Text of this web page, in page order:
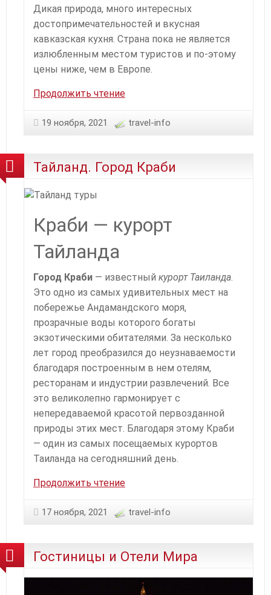
Дикая природа, много интересных
достопримечательностей и вкусная
кавказская кухня. Страна пока не является
излюбленным местом туристов и по-этому
цены ниже, чем в Европе.
Продолжить чтениеАрмения.
отдых
19 ноября, 2021 travel-info
Тайланд. Город Краби
Краби — курорт
Тайланда
Город Краби — известный курорт Таиланда.
Это одно из самых удивительных мест на
побережье Андамандского моря,
прозрачные воды которого богаты
экзотическими обитателями. За несколько
лет город преобразился до неузнаваемости
благодаря построенным в нем отелям,
ресторанам и индустрии развлечений. Все
это великолепно гармонирует с
непередаваемой красотой первозданной
природы этих мест. Благодаря этому Краби
— один из самых посещаемых курортов
Таиланда на сегодняшний день.
Продолжить чтениеТайланд.
Краби
17 ноября, 2021 travel-info
Гостиницы и Отели Мира